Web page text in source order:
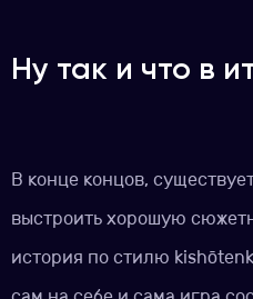
Ну так и что в
В конце концов,
выстроить хорошую
история по стилю